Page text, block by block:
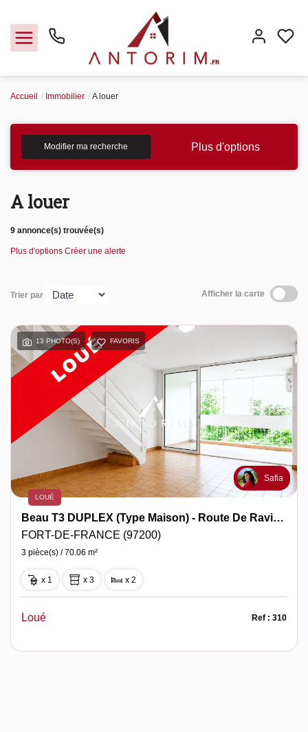
Acheter
Louer
Accueil Immobilier A louer
Modifier ma recherche Plus d'options
A louer
9 annonce(s) trouvée(s)
Plus d'options Créer une alerte
Trier par Afficher la carte
13 PHOTO(S) FAVORIS
Safia
LOUÉ
Beau T3 DUPLEX (type Maison) - Route De Ravine Vilaine
FORT-DE-FRANCE (97200)
3 pièce(s) / 70.06 m²
x 1 x 3 x 2
Loué Ref : 310